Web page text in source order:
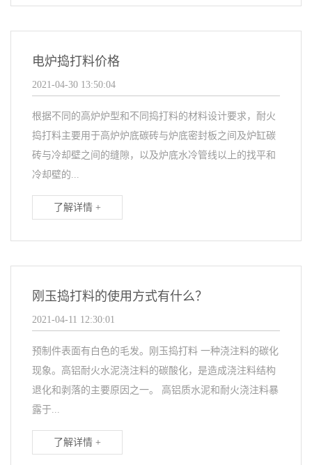
电炉捣打料价格
2021-04-30 13:50:04
根据不同的高炉炉型和不同捣打料的材料设计要求，耐火
捣打料主要用于高炉炉底碳砖与炉底密封板之间及炉缸碳
砖与冷却壁之间的缝隙，以及炉底水冷管线以上的找平和
冷却壁的...
了解详情 +
刚玉捣打料的使用方式有什么？
2021-04-11 12:30:01
预制件表面有白色的毛发。刚玉捣打料 一种浇注料的碳化
现象。高铝耐火水泥浇注料的碳酸化，是造成浇注料结构
退化和剥落的主要原因之一。 高铝质水泥和耐火浇注料暴
露于...
了解详情 +